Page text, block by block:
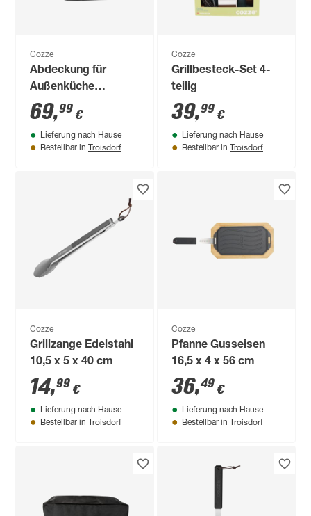
Cozze
Abdeckung für
Außenküche
schwarz 85 x 360 x
225 cm
69,99 €
Lieferung nach Hause
Bestellbar in Troisdorf
Cozze
Grillbesteck-Set 4-
teilig
39,99 €
Lieferung nach Hause
Bestellbar in Troisdorf
Cozze
Grillzange Edelstahl
10,5 x 5 x 40 cm
14,99 €
Lieferung nach Hause
Bestellbar in Troisdorf
Cozze
Pfanne Gusseisen
16,5 x 4 x 56 cm
36,49 €
Lieferung nach Hause
Bestellbar in Troisdorf